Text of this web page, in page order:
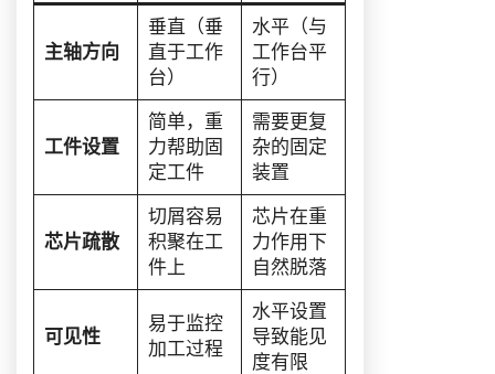
主轴方向
垂直（垂
直于工作
台）
水平（与
工作台平
行）
工件设置
简单，重
力帮助固
定工件
需要更复
杂的固定
装置
芯片疏散
切屑容易
积聚在工
件上
芯片在重
力作用下
自然脱落
可见性
易于监控
加工过程
水平设置
导致能见
度有限